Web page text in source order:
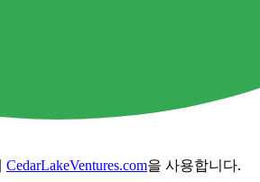
CedarLakeVentures.com을 사용합니다.